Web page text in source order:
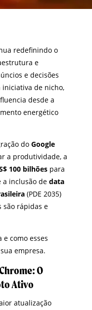
redefinindo o
e
e decisões
iniciativa de nicho,
desde a
energético
doGoogle
a produtividade, a
100 bilhões para
a inclusão dedata
(PDE 2035)
são rápidas e
e como esses
empresa.
O
Ativo
atualização